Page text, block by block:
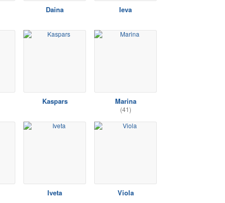
Daina Ieva
Kaspars Marina
(41)
Iveta Viola